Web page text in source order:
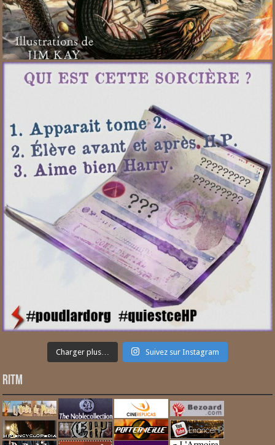
Charger plus… Suivez sur Instagram
RITM